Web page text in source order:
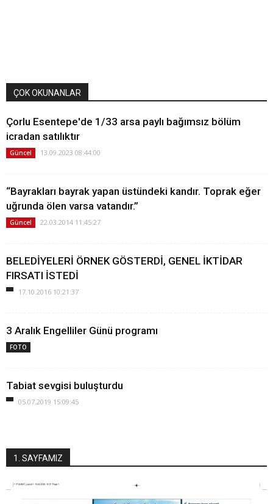
ÇOK OKUNANLAR
Çorlu Esentepe'de 1/33 arsa paylı bağımsız bölüm
icradan satılıktır
Güncel 13.09.2023 08:44:00
“Bayrakları bayrak yapan üstündeki kandır. Toprak eğer
uğrunda ölen varsa vatandır.”
Güncel 22.03.2014 11:45:27
BELEDİYELERİ ÖRNEK GÖSTERDİ, GENEL İKTİDAR
FIRSATI İSTEDİ
17.10.2016 10:21:37
3 Aralık Engelliler Günü programı
FOTO
Tabiat sevgisi buluşturdu
05.07.2019 15:09:45
1. SAYFAMIZ